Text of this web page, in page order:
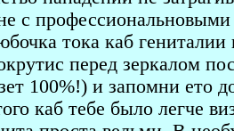
с
тока каб
перед зеркалом
100%!) и запомни ето
каб тебе было легче